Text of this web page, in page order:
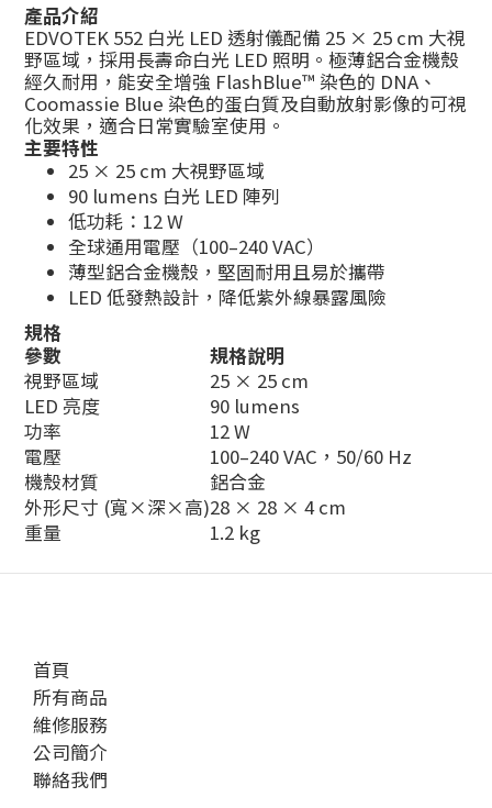
產品介紹
EDVOTEK 552 白光 LED 透射儀配備 25 × 25 cm 大視
野區域，採用長壽命白光 LED 照明。極薄鋁合金機殼
經久耐用，能安全增強 FlashBlue™ 染色的 DNA、
Coomassie Blue 染色的蛋白質及自動放射影像的可視
化效果，適合日常實驗室使用。
主要特性
25 × 25 cm 大視野區域
90 lumens 白光 LED 陣列
低功耗：12 W
全球通用電壓（100–240 VAC）
薄型鋁合金機殼，堅固耐用且易於攜帶
LED 低發熱設計，降低紫外線暴露風險
規格
參數
規格說明
視野區域
25 × 25 cm
LED 亮度
90 lumens
功率
12 W
電壓
100–240 VAC，50/60 Hz
機殼材質
鋁合金
外形尺寸 (寬×深×高)28 × 28 × 4 cm
重量
1.2 kg
首頁
所有商品
維修服務
公司簡介
聯絡我們